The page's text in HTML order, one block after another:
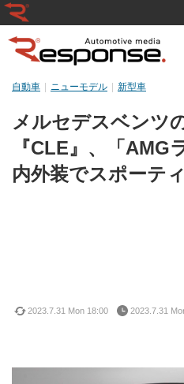
メルセデスベンツ
『CLE』、「AMG
内外装でスポーテ
自動車 ニューモデル 新型車
2023.7.31 Mon 18:00 2023.7.31